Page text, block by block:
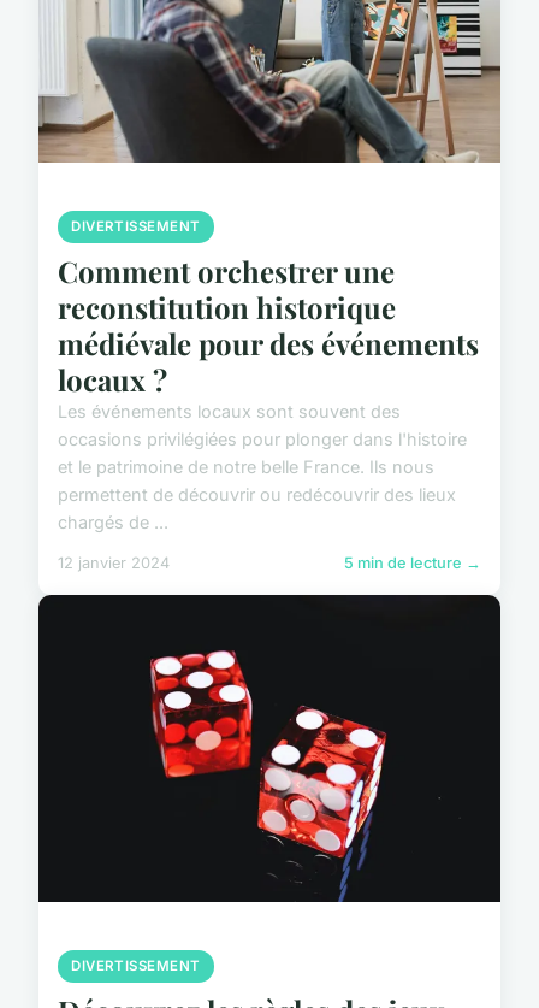
DIVERTISSEMENT
Comment orchestrer une
reconstitution historique
médiévale pour des événements
locaux ?
Les événements locaux sont souvent des
occasions privilégiées pour plonger dans l'histoire
et le patrimoine de notre belle France. Ils nous
permettent de découvrir ou redécouvrir des lieux
chargés de ...
12 janvier 2024 5 min de lecture →
DIVERTISSEMENT